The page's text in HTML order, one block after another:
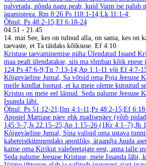
palvetada, nõnda nagu peab, kuid Vaim ise palub
ägamistega. Rm 8:26 Ps 118:1-14;Lk 11:1-4;
Õhtul: Ps 48:2-15;Ef 6:18-24
04.51 - 21.45
14. mai See, kes on tulnud alla, on sama, kes on
taevaste, et Ta täidaks kõiksuse. Ef 4:10
Kristuse taevaminemise püha Ülendatud Issand
maa pealt ülendatakse, siis ma tõmban kõik enese
124 Ps 47:6-9;Tn 7:13-14;Ap 1:1-11 või Ef 4:7-
Kõigeväeline Jumal, Sa võtsid oma Poja Jeesuse
meile kindlat lootust, et ka meie oleme kutsutud
Kristus on meie eel läinud. Seda palume Jeesuse
Issanda läbi.
Õhtul: Ps 51:12-21;Ilm 4:1-11;Ps 48:2-15;Ef
Apostel Mattiase päev ehk madisepäev (võib
145:3–7;Js 22:15–25;Ap 1:15–26 (1Kr 4:1–7);Jh
Kõigeväeline Jumal, Sina valisid oma ustava
kaheteistkümnendaks apostliks, äraandja Juuda
kaitse oma Kirikut valeõpetajate eest, anna talle
Seda palume Jeesuse Kristuse, meie Issanda läbi,